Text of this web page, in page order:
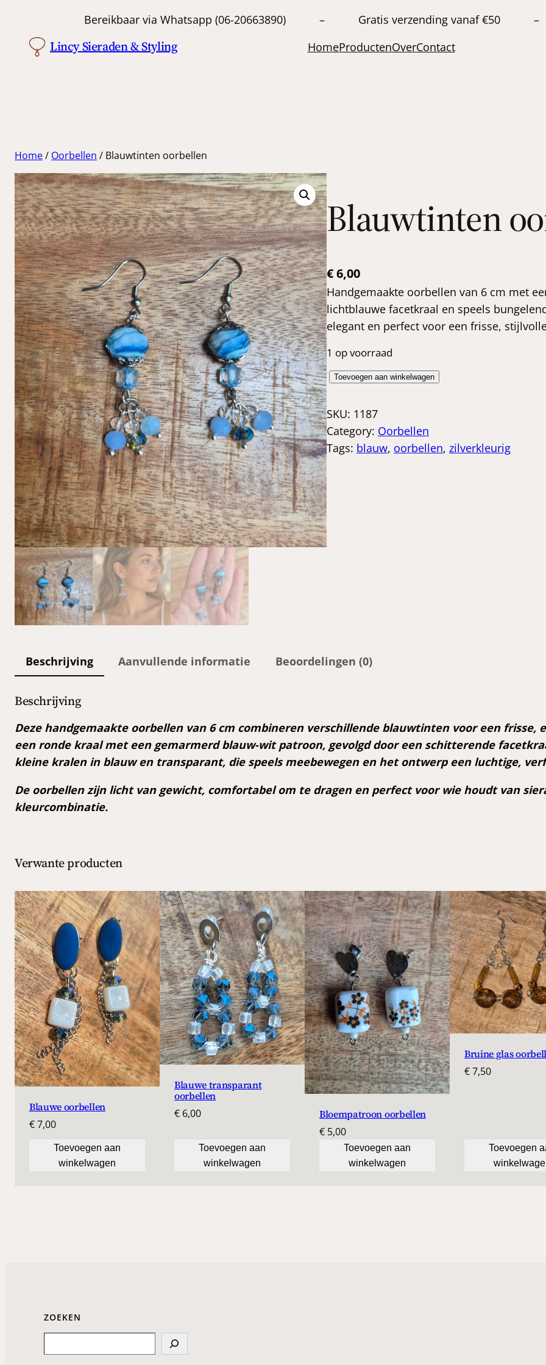
Bereikbaar via Whatsapp (06-20663890) – Gratis verzending vanaf €50 –
Lincy Sieraden & Styling HomeProductenOverContact
Home/ Oorbellen / Blauwtinten oorbellen
Blauwtinten
€6,00
Handgemaakte oorbellen van 6 cm met
lichtblauwe facetkraal en speels
elegant en perfect voor een frisse,
1 op voorraad
B
l
a
u
w
t
i
n
t
e
n
l
a
n
a
Toevoegen aan winkelwagen
SKU: 1187
Category: Oorbellen
Tags: blauw, oorbellen, zilverkleurig
Beschrijving Aanvullende informatie Beoordelingen (0)
Beschrijving
Deze handgemaakte oorbellen van 6 cm combineren verschillende blauwtinten voor een frisse,
een ronde kraal met een gemarmerd blauw-wit patroon, gevolgd door een schitterende
kleine kralen in blauw en transparant, die speels meebewegen en het ontwerp een luchtige,
De oorbellen zijn licht van gewicht, comfortabel om te dragen en perfect voor wie houdt van
kleurcombinatie.
Verwante producten
Blauwe oorbellen
€7,00
Toevoegen aan
winkelwagen
Blauwe transparant
oorbellen
€ 6,00
Toevoegen aan
winkelwagen
Bloempatroon oorbellen
€ 5,00
Toevoegen aan
winkelwagen
Bruine glas
€7,50
Toevoegen
ZOEKEN